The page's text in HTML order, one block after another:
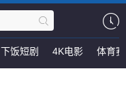
下饭短剧 4K电影 体育